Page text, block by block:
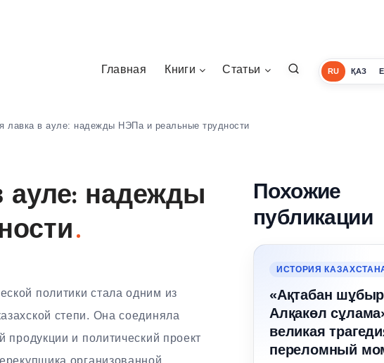
RU ҚАЗ
Главная Книги Статьи
лавка в ауле: надежды НЭПа и реальные трудности
ауле: надежды
политики стала одним из
степи. Она соединяла
продукции и политический проект
организованной
Похожие
публикации
ИСТОРИЯ
«Ақтабан
Алқакөл
великая
переломный